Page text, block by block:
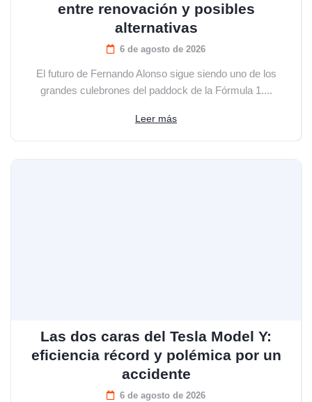
entre renovación y posibles
alternativas
6 de agosto de 2026
El futuro de Fernando Alonso sigue siendo uno de los
grandes culebrones del paddock de la Fórmula 1....
Leer más
Las dos caras del Tesla Model Y:
eficiencia récord y polémica por un
accidente
6 de agosto de 2026